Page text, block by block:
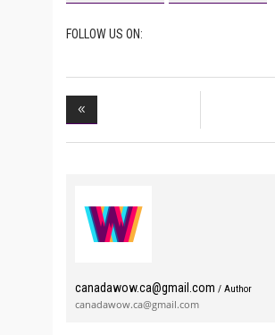
FOLLOW US ON:
canadawow.ca@gmail.com / Author
canadawow.ca@gmail.com